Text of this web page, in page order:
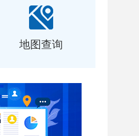
地图查询